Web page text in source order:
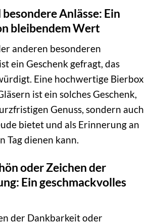
Anlässe: Ein
bleibendem Wert
anderen besonderen
ein Geschenk gefragt, das
Eine hochwertige Bierbox
ist ein solches Geschenk,
Genuss, sondern auch
bietet und als Erinnerung an
Tag dienen kann.
oder Zeichen der
Ein geschmackvolles
der Dankbarkeit oder